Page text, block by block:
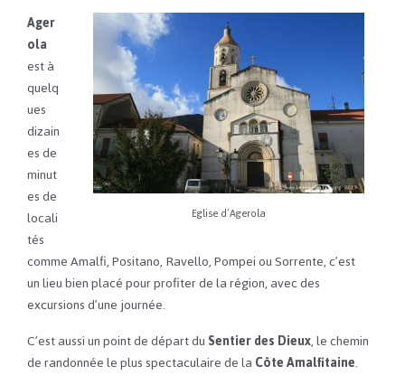
Eglise d’Agerola
Ager
ola
est à
quelq
ues
dizain
es de
minut
es de
locali
tés
comme Amalfi, Positano, Ravello, Pompei ou Sorrente, c’est
un lieu bien placé pour profiter de la région, avec des
excursions d’une journée.
C’est aussi un point de départ duSentier des Dieux, le chemin
de randonnée le plus spectaculaire de laCôte Amalfitaine.